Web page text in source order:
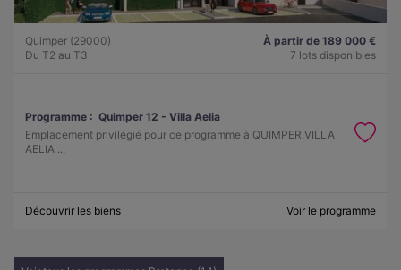
Quimper (29000)
Du T2 au T3
À partir de 189 000 €
7 lots disponibles
Programme : Quimper 12 - Villa Aelia
Emplacement privilégié pour ce programme à QUIMPER.VILLA
AELIA ...
Découvrir les biens Voir le programme